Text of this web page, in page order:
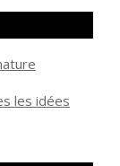
les idées